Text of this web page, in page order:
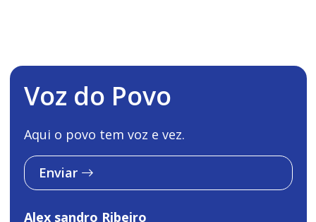
Voz do Povo
Aqui o povo tem voz e vez.
Enviar
Alex sandro Ribeiro